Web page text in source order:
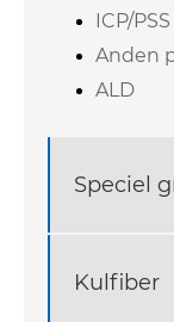
ICP/
Anden
ALD
Speciel
Kulfiber